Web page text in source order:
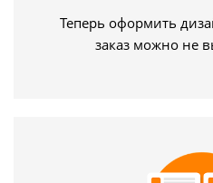
Теперь оформить
заказ можно не